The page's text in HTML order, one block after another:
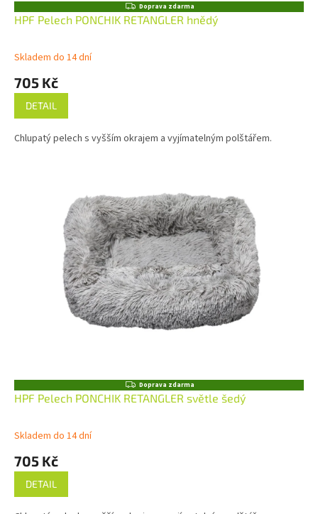
Z
D
A
Doprava zdarma
HPF Pelech PONCHIK RETANGLER hnědý
Skladem do 14 dní
705 Kč
DETAIL
Chlupatý pelech s vyšším okrajem a vyjímatelným polštářem.
Z
D
A
Doprava zdarma
HPF Pelech PONCHIK RETANGLER světle šedý
Skladem do 14 dní
705 Kč
DETAIL